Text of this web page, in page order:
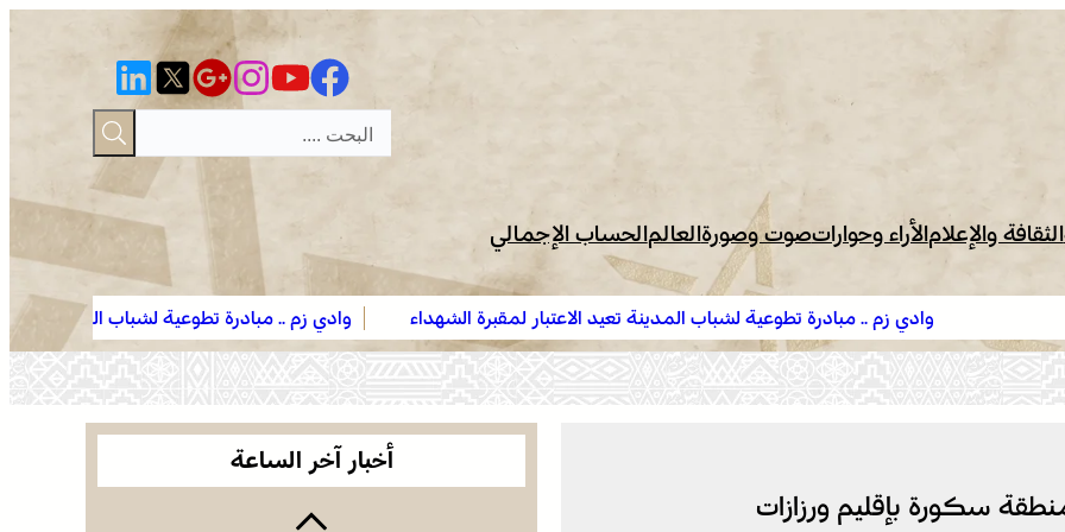
الثقافة والإعلامالأراء وحواراتصوت وصورةالعالمالحساب الإجمالي
تطوعية لشباب المدينة تعيد الاعتبار لمقبرة الشهداء
وادي زم .. مبادرة تطوعية لشباب المدينة تعيد الاعتبار لمقبرة الشهداء
بعد الحريق
سكورة بإقليم ورزازات
أخبار آخر الساعة
الجديدة .. افتتاح فعاليات موسم مولاي عبد الله أمغار
وادي زم .. مبادرة تطوعية لشباب المدينة تعيد الاعتبار
لمقبرة الشهداء بعد الحريق